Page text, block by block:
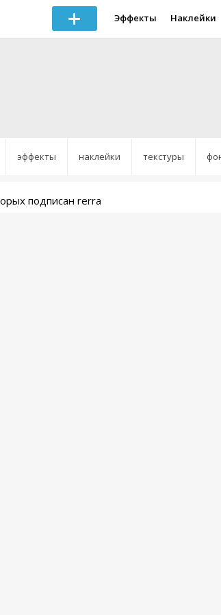
Эффекты Наклейки
эффекты наклейки текстуры
подписан rerra